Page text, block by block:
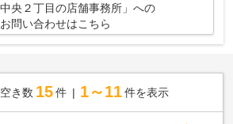
中央２丁目の店舗事務所」への
お問い合わせはこちら
空き数 15 件 1～11 件を表示